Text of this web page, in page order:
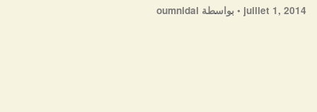
juillet 1, 2014 • بواسطة oumnidal